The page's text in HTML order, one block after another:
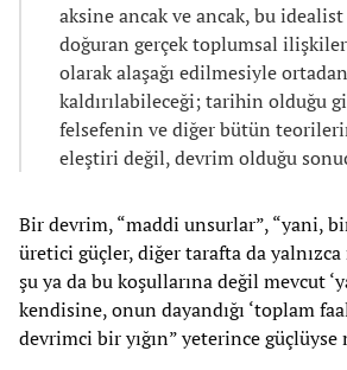
aksine ancak ve ancak, bu
doğuran gerçek toplumsal
olarak alaşağı edilmesiyle ortadan
kaldırılabileceği; tarihin olduğu
felsefenin ve diğer bütün
eleştiri değil, devrim olduğu
Bir devrim, “maddi unsurlar”, “yani,
üretici güçler, diğer tarafta da
şu ya da bu koşullarına değil mevcut
kendisine, onun dayandığı ‘toplam
devrimci bir yığın” yeterince güçlüyse